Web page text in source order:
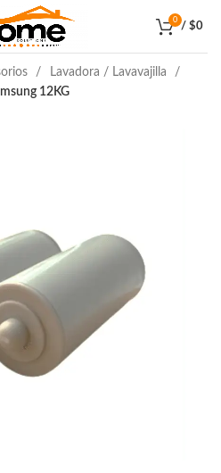
0
/ $0
Lavadora / Lavavajilla
12KG